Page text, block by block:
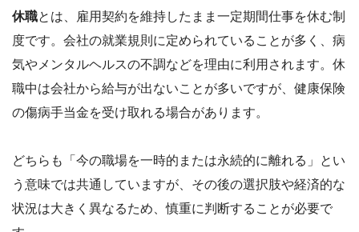
休職とは、雇用契約を維持したまま一定期間仕事を休む制
度です。会社の就業規則に定められていることが多く、病
気やメンタルヘルスの不調などを理由に利用されます。休
職中は会社から給与が出ないことが多いですが、健康保険
の傷病手当金を受け取れる場合があります。
どちらも「今の職場を一時的または永続的に離れる」とい
う意味では共通していますが、その後の選択肢や経済的な
状況は大きく異なるため、慎重に判断することが必要で